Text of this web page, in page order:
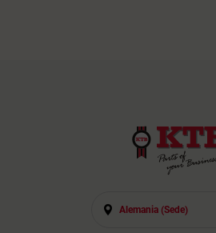
Alemania (sede)